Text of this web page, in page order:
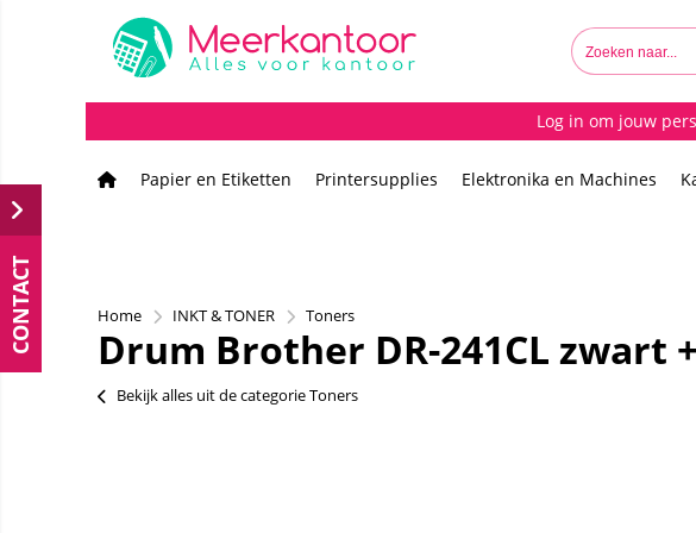
Log in om jouw
Papier en Etiketten Printersupplies Elektronika en Machines
Home INKT & TONER Toners
Drum Brother DR-241CL zwart
Bekijk alles uit de categorie Toners
CONTACT